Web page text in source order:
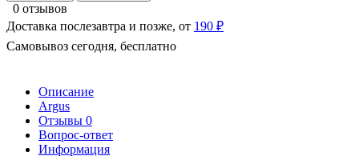
0 отзывов
Доставка послезавтра и позже, от 190 ₽
Самовывоз сегодня, бесплатно
Описание
Argus
Отзывы 0
Вопрос-ответ
Информация